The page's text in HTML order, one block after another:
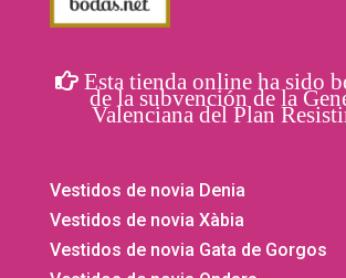
Esta tienda online ha sido
de la subvención de la
Valenciana del Plan
Vestidos de novia Denia
Vestidos de novia Xàbia
Vestidos de novia Gata de Gorgos